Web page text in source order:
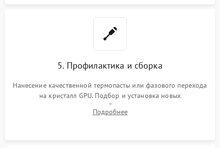
5. Профилактика и сборка
Нанесение качественной термопасты или фазового перехода
на кристалл GPU. Подбор и установка новых
термопрокладок правильной толщины на память и цепи
питания. Монтаж радиатора и бэкплейта, подключение и
Подробнее